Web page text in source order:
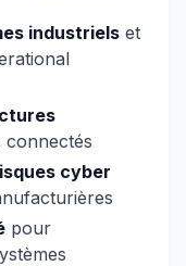
industriels et
connectés
cyber
pour